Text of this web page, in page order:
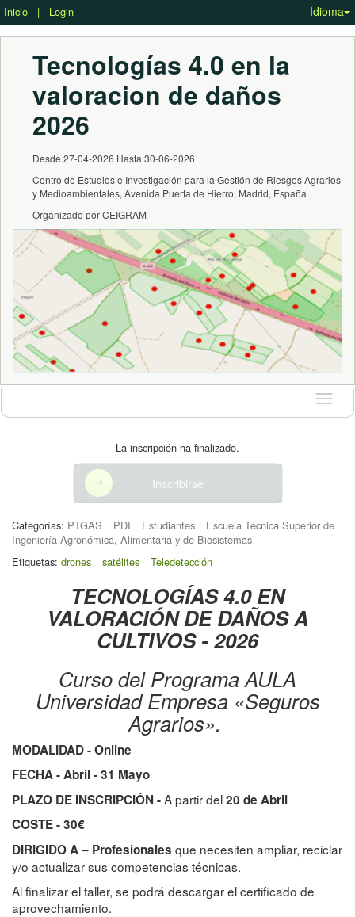
Inicio | Login Idioma
Tecnologías 4.0 en la
valoracion de daños
2026
Desde 27-04-2026 Hasta 30-06-2026
Centro de Estudios e Investigación para la Gestión de Riesgos Agrarios
y Medioambientales, Avenida Puerta de Hierro, Madrid, España
Organizado por CEIGRAM
Idioma
La inscripción ha finalizado.
Inscribirse
Categorías: PTGAS PDI Estudiantes
Escuela Técnica Superior de
Ingeniería Agronómica, Alimentaria y de Biosistemas
Etiquetas: drones satélites Teledetección
TECNOLOGÍAS 4.0 EN
VALORACIÓN DE DAÑOS A
CULTIVOS - 2026
Curso del Programa AULA
Universidad Empresa «Seguros
Agrarios».
MODALIDAD - Online
FECHA - Abril - 31 Mayo
PLAZO DE INSCRIPCIÓN -A partirdel20 de Abril
COSTE - 30€
DIRIGIDO A– Profesionales que necesiten ampliar, reciclar
y/o actualizar sus competencias técnicas.
Al finalizar el taller, se podrá descargar el certificado de
aprovechamiento.